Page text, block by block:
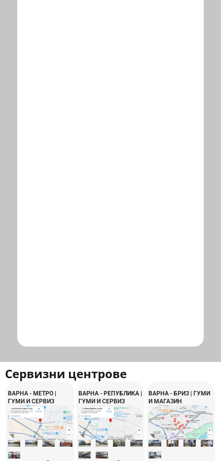
Сервизни центрове
ВАРНА - МЕТРО |
ГУМИ И СЕРВИЗ
ВАРНА - РЕПУБЛИКА |
ГУМИ И СЕРВИЗ
ВАРНА - БРИЗ | ГУМИ
И МАГАЗИН